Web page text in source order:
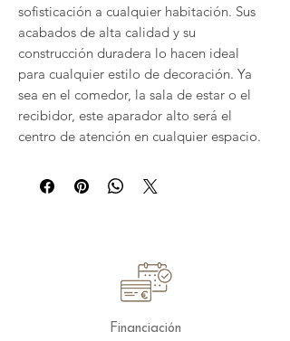
sofisticación a cualquier habitación. Sus
acabados de alta calidad y su
construcción duradera lo hacen ideal
para cualquier estilo de decoración. Ya
sea en el comedor, la sala de estar o el
recibidor, este aparador alto será el
centro de atención en cualquier espacio.
funcionalidad del aparador alto mod.
Florencia 3631.
La colección Florencia tiene una
excelente relación calidad-precio gracias
a su acabado enchapa natura
Financiación